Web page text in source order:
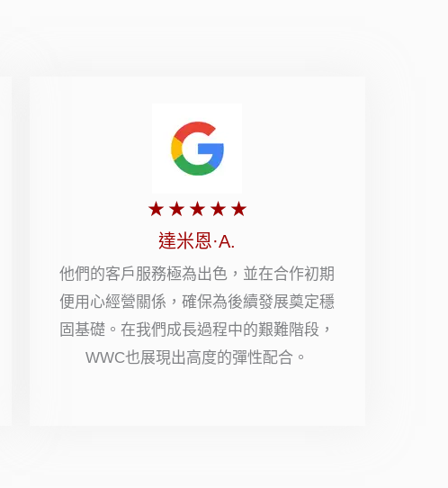
★ ★ ★ ★ ★評
5
顆
星
（滿
達米恩·A.
他們的客戶服務極為出色，並在合作初期
便用心經營關係，確保為後續發展奠定穩
固基礎。在我們成長過程中的艱難階段，
WWC也展現出高度的彈性配合。